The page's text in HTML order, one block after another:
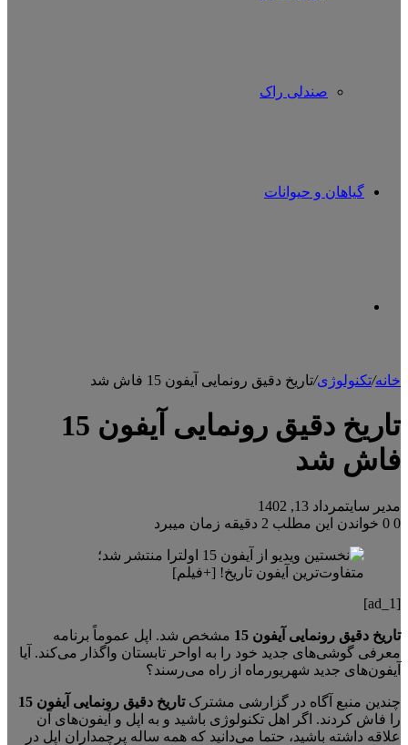
صندلی راک
گیاهان و حیوانات
خانه/تکنولوژی/تاریخ دقیق رونمایی آیفون 15 فاش شد
تاریخ دقیق رونمایی آیفون 15
فاش شد
مدیر سایتمرداد 13, 1402
0
خواندن این مطلب 2 دقیقه زمان میبرد
[ad_1]
تاریخ دقیق رونمایی آیفون 15
مشخص شد. اپل عموماً برنامه
معرفی گوشی‌های جدید خود را به اواحر تابستان واگذار می‌کند. آیا
آیفون‌های جدید شهریورماه از راه می‌رسند؟
چندین منبع آگاه در گزارشی مشترکتاریخ دقیق رونمایی آیفون 15
را فاش کردند. اگر اهل تکنولوژی باشید و به اپل و آیفون‌های آن
علاقه داشته باشید، حتما می‌دانید که همه ساله پرچمداران اپل در